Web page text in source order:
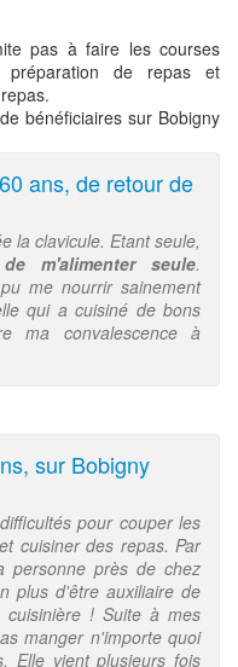
pas à faire les courses
de repas et
bénéficiaires sur Bobigny
ans, de retour de
la clavicule. Etant seule,
m'alimenter seule.
me nourrir sainement
qui a cuisiné de bons
ma convalescence à
sur Bobigny
pour couper les
cuisiner des repas. Par
personne près de chez
plus d'être auxiliaire de
cuisinière ! Suite à mes
manger n'importe quoi
Elle vient plusieurs fois